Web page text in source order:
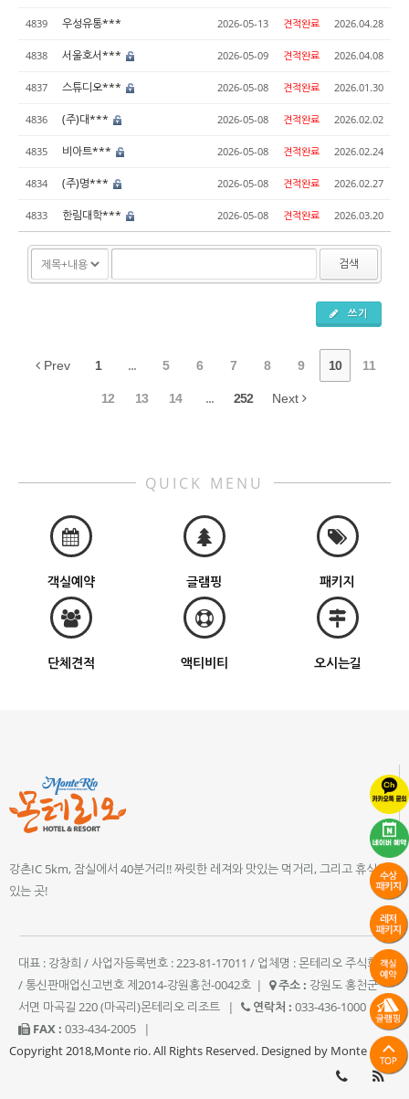
4839 우성유통*** 2026-05-13 견적완료 2026.04.28
4838 서울호서*** 2026-05-09 견적완료 2026.04.08
4837 스튜디오*** 2026-05-08 견적완료 2026.01.30
4836 (주)대*** 2026-05-08 견적완료 2026.02.02
4835 비아트*** 2026-05-08 견적완료 2026.02.24
4834 (주)명*** 2026-05-08 견적완료 2026.02.27
4833 한림대학*** 2026-05-08 견적완료 2026.03.20
검색
쓰기
Prev 1 ... 5 6 7 8 9 10 11
12 13 14 ... 252 Next
QUICK MENU
객실예약 글램핑 패키지
단체견적 액티비티 오시는길
강촌IC 5km, 잠실에서 40분거리!! 짜릿한 레져와 맛있는 먹거리, 그리고 휴식이
있는 곳!
대표 : 강창희 / 사업자등록번호 : 223-81-17011 / 업체명 : 몬테리오 주식회사
/ 통신판매업신고번호 제2014-강원홍천-0042호 | 주소 : 강원도 홍천군
서면 마곡길 220 (마곡리)몬테리오 리조트
| 연락처 : 033-436-1000
|
FAX : 033-434-2005
|
Copyright 2018,Monte rio. All Rights Reserved. Designed by Monte rio.